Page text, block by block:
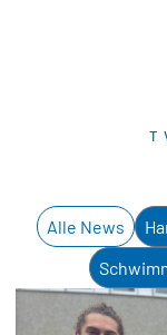
Alle News